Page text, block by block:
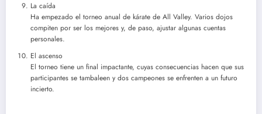
La caída
Ha empezado el torneo anual de kárate de All Valley. Varios dojos
compiten por ser los mejores y, de paso, ajustar algunas cuentas
personales.
El ascenso
El torneo tiene un final impactante, cuyas consecuencias hacen que sus
participantes se tambaleen y dos campeones se enfrenten a un futuro
incierto.